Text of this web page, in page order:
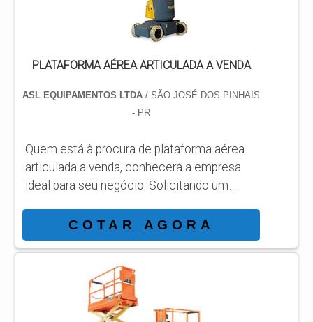
PLATAFORMA AÉREA ARTICULADA A VENDA
ASL EQUIPAMENTOS LTDA/ SÃO JOSÉ DOS PINHAIS
- PR
Quem está à procura de plataforma aérea
articulada a venda, conhecerá a empresa
ideal para seu negócio. Solicitando um
e achando a líder em qualidade. Quando o
assunto é plataforma aérea articulada a
venda, com os profissionais da ASL
Equipamentos receberá eficiência com
qualidade e rapidez no atendimento. MAIS
SOBRE PLATAFORMA AÉREA
COTAR AGORA